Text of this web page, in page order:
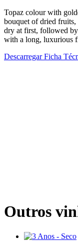
Topaz colour with
bouquet of dried
dry at first, followed
with a long, luxurious
Descarregar Ficha
Outros